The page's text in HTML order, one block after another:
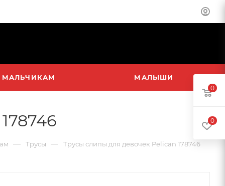
МАЛЬЧИКАМ МАЛЫШИ
— Трусы — Трусы слипы для девочек Pelican 178746
0
0